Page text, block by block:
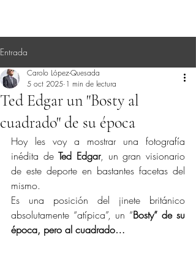
Entrada
Ted Edgar un "Bosty al
cuadrado" de su época
Carolo López-Quesada
5 oct 2025 1 min de lectura
Hoy les voy a mostrar una fotografía
inédita de Ted Edgar, un gran visionario
de este deporte en bastantes facetas del
mismo.
Es una posición del jinete británico
absolutamente “atípica”, un “Bosty” de su
época, pero al cuadrado…